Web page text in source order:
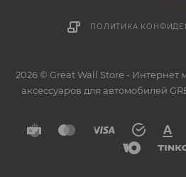
ПОЛИТИКА
2026 © Great Wall Store - Интернет
аксессуаров для автомобилей